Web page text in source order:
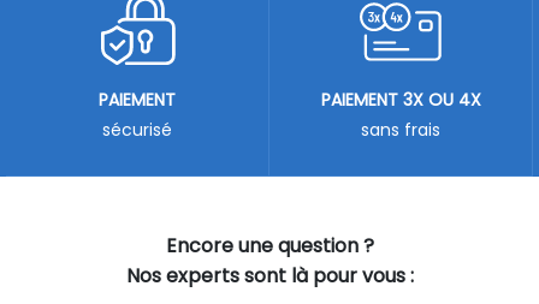
Encore une question ?
Nos experts sont là pour vous :
PAIEMENT
sécurisé
PAIEMENT 3X OU 4X
sans frais